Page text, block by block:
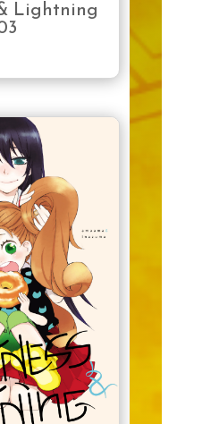
Lightning